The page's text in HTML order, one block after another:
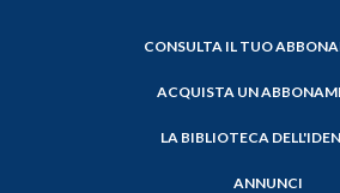
CONSULTA IL TUO
ACQUISTA UN
LA BIBLIOTECA
ANNUNCI